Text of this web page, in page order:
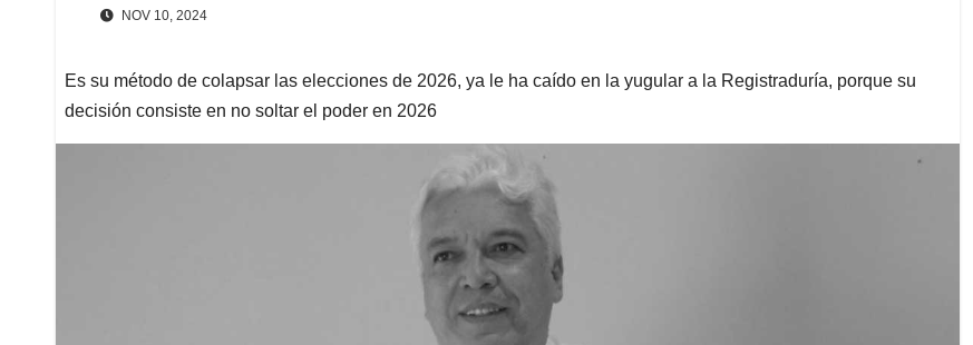
NOV 10, 2024
Es su método de colapsar las elecciones de 2026, ya le ha caído en la yugular a la Registraduría, porque su
decisión consiste en no soltar el poder en 2026